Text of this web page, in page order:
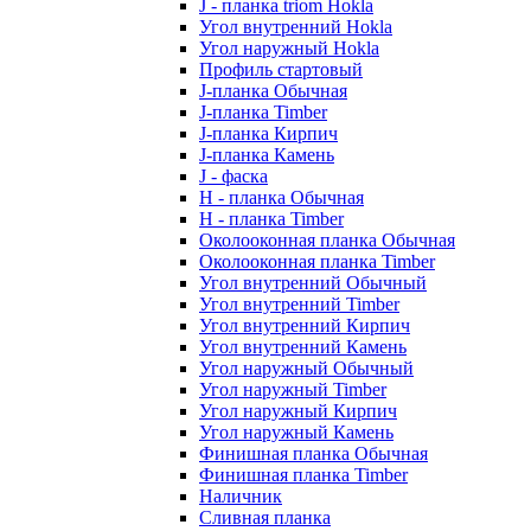
J - планка triom Hokla
Угол внутренний Hokla
Угол наружный Hokla
Профиль стартовый
J-планка Обычная
J-планка Timber
J-планка Кирпич
J-планка Камень
J - фаска
Н - планка Обычная
Н - планка Timber
Околооконная планка Обычная
Околооконная планка Timber
Угол внутренний Обычный
Угол внутренний Timber
Угол внутренний Кирпич
Угол внутренний Камень
Угол наружный Обычный
Угол наружный Timber
Угол наружный Кирпич
Угол наружный Камень
Финишная планка Обычная
Финишная планка Timber
Наличник
Сливная планка